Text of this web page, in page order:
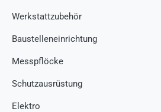
Werkstattzubehör
Baustelleneinrichtung
Messpflöcke
Schutzausrüstung
Elektro